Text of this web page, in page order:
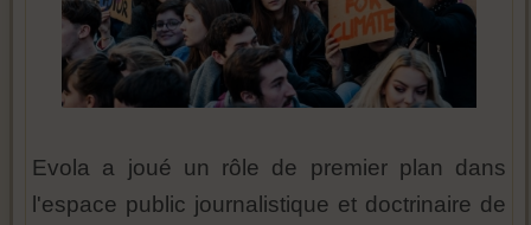
Evola a joué un rôle de premier plan dans
l'espace public journalistique et doctrinaire de